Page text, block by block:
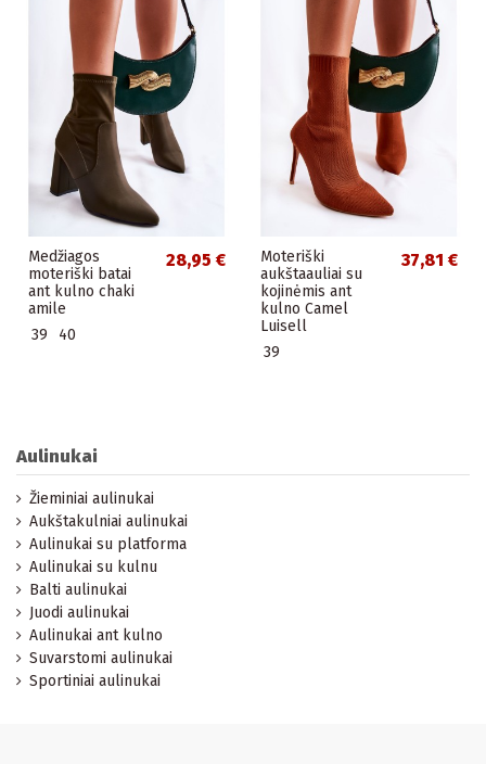
Medžiagos
moteriški batai
ant kulno chaki
amile
28,95 €
39 40
Moteriški
aukštaauliai su
kojinėmis ant
kulno Camel
Luisell
37,81 €
39
Aulinukai
Žieminiai aulinukai
Aukštakulniai aulinukai
Aulinukai su platforma
Aulinukai su kulnu
Balti aulinukai
Juodi aulinukai
Aulinukai ant kulno
Suvarstomi aulinukai
Sportiniai aulinukai